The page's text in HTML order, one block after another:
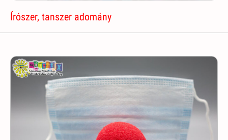
Írószer, tanszer adomány